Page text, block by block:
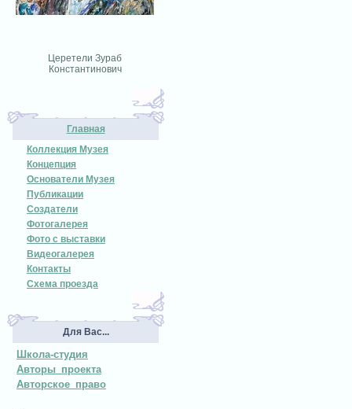
Церетели Зураб
Константинович
Главная
Коллекция Музея
Концепция
Основатели Музея
Публикации
Создатели
Фотогалерея
Фото с выставки
Видеогалерея
Контакты
Схема проезда
Для Вас...
Школа-студия
Авторы проекта
Авторское право